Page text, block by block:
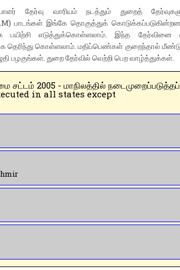
தேர்வு வாரியம் நடத்தும் துறைத்
பாடங்கள் இங்கே தொகுத்துக்
எடுத்துக்கொள்ளலாம். இந்த தேர்வினை
கொள்ளலாம். மதிப்பெண்கள் குறைந்தால்
பழகுங்கள். துறை தேர்வில் வெற்றி பெற வாழ்த்துக்கள்.
சட்டம் 2005 - மாநிலத்தில்
in all states except